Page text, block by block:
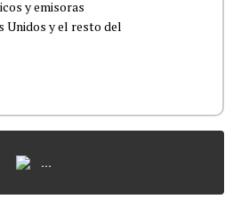
y emisoras
Unidos y el resto del
...